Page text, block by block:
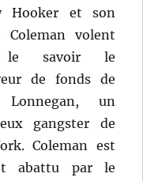
Hooker et son
Coleman volent
le savoir le
de fonds de
Lonnegan, un
gangster de
Coleman est
abattu par le